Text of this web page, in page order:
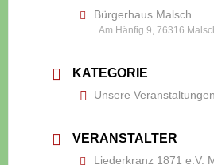
Bürgerhaus Malsch
Am Hänfig 9, 76316
KATEGORIE
Unsere Veranstaltungen
VERANSTALTER
Liederkranz 1871 e.V.